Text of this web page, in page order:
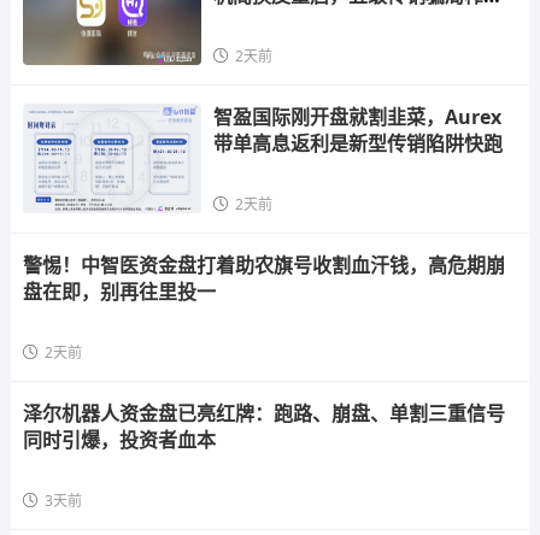
2天前
智盈国际刚开盘就割韭菜，Aurex
带单高息返利是新型传销陷阱快跑
2天前
警惕！中智医资金盘打着助农旗号收割血汗钱，高危期崩
盘在即，别再往里投一
2天前
泽尔机器人资金盘已亮红牌：跑路、崩盘、单割三重信号
同时引爆，投资者血本
3天前